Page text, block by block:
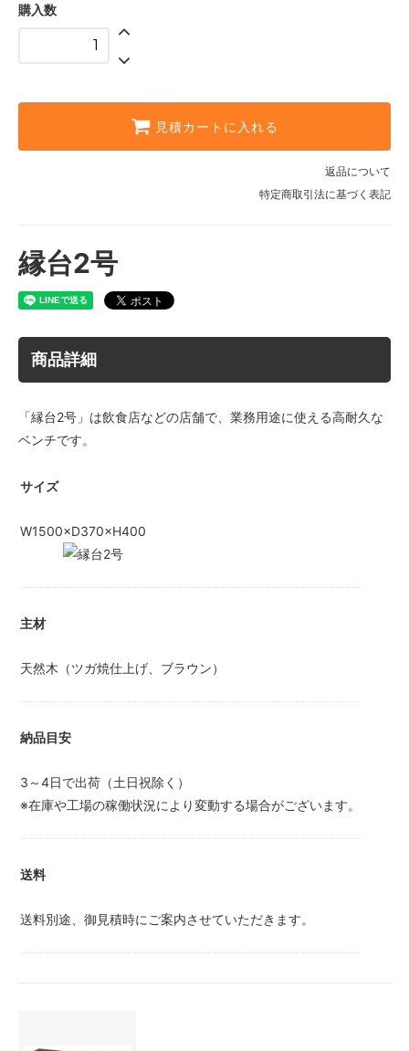
購入数
見積カートに入れる
返品について
特定商取引法に基づく表記
縁台2号
商品詳細
「縁台2号」は飲食店などの店舗で、業務用途に使える高耐久な
ベンチです。
サイズ
W1500×D370×H400
主材
天然木（ツガ焼仕上げ、ブラウン）
納品目安
3～4日で出荷（土日祝除く）
※在庫や工場の稼働状況により変動する場合がございます。
送料
送料別途、御見積時にご案内させていただきます。